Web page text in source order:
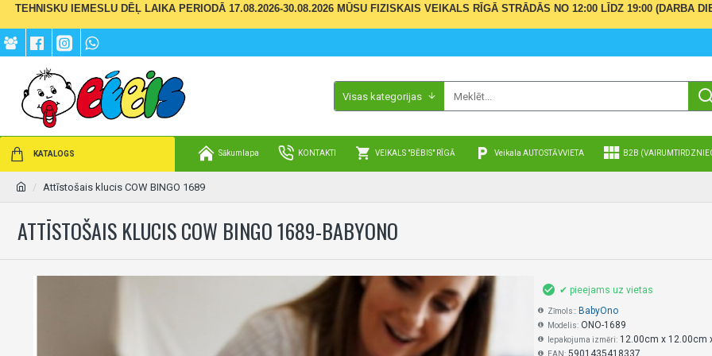
TEHNISKU IEMESLU DĒĻ LAIKA PERIODĀ 17.08.2026-30.08.2026 MŪSU FIZISKAIS VEIKALS RĪGĀ STRĀDĀS NO 12:00 LĪDZ 19:00 (DARBA
Visas kategorijas
KATALOGS Sākumlapa KONTAKTI VEIKALS "BĒBIS" RĪGĀ Veikala AUTOSTĀVVIETA B2B
Attīstošais klucis COW BINGO 1689
ATTĪSTOŠAIS KLUCIS COW BINGO 1689-BABYONO
✔ pieejams uz vietas
Zīmols:: BabyOno
Modelis: ONO-1689
Iepakojuma izmēri: 12.00cm x 12.00cm
EAN: 5901435418337